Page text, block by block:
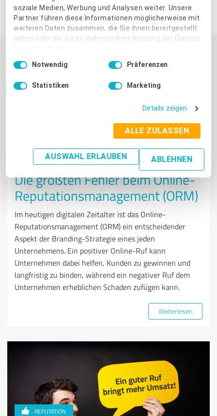
soziale Medien, Werbung und Analysen weiter. Unsere
Partner führen diese Informationen möglicherweise mit
weiteren Daten zusammen, die Sie ihnen bereitgestellt
haben oder die sie im Rahmen Ihrer Nutzung der Dienste
Impressum|Datenschutzbestimmungen
Notwendig Präferenzen
Statistiken Marketing
Details zeigen
ALLE ZULASSEN
AUSWAHL ERLAUBEN ABLEHNEN
Beitrag weiterempfehlen:
DAS KÖNNTE SIE AUCH INTERESSIEREN
REPUTATION
Die größten Fehler beim Online-
Reputationsmanagement (ORM)
Im heutigen digitalen Zeitalter ist das Online-
Reputationsmanagement (ORM) ein entscheidender
Aspekt der Branding-Strategie eines jeden
Unternehmens. Ein positiver Online-Ruf kann
Unternehmen dabei helfen, Kunden zu gewinnen und
langfristig zu binden, während ein negativer Ruf dem
Unternehmen erheblichen Schaden zufügen kann.
Weiterlesen
REPUTATION